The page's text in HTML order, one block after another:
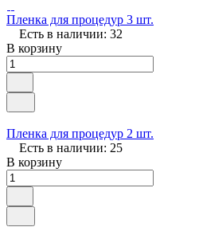
Пленка для процедур 3 шт.
Есть в наличии: 32
В корзину
Пленка для процедур 2 шт.
Есть в наличии: 25
В корзину